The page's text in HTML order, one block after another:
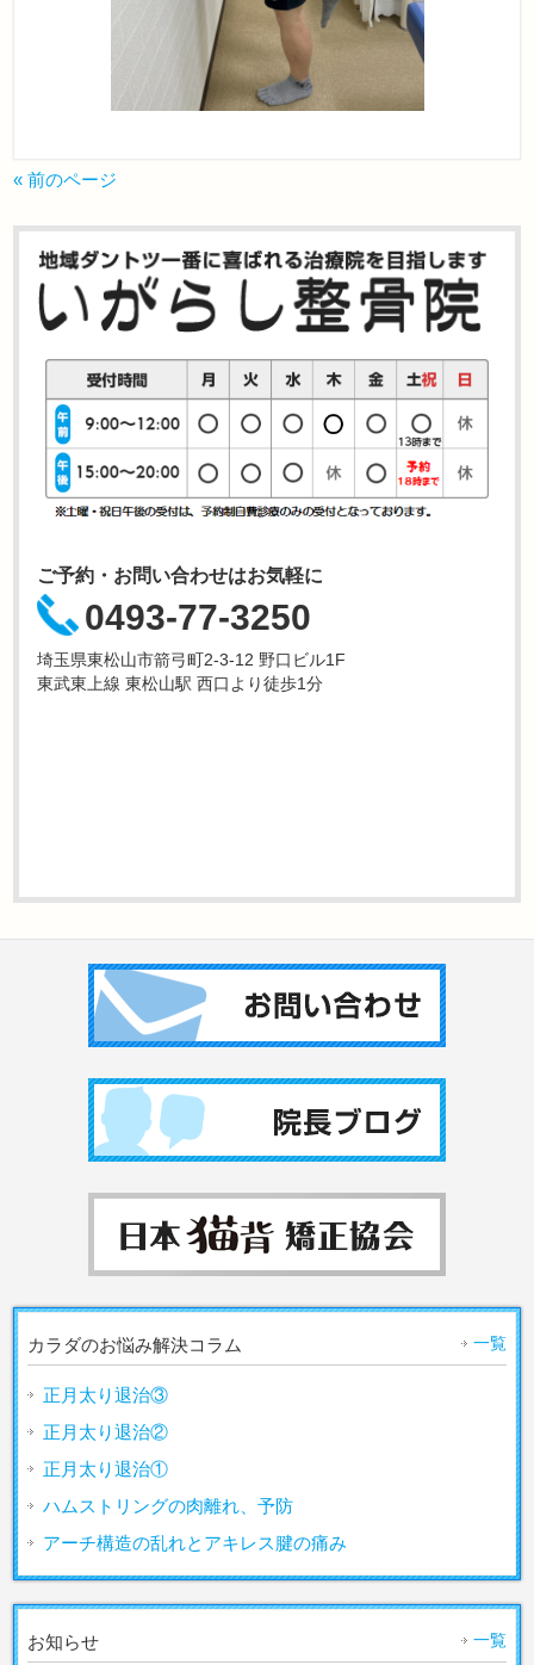
« 前のページ
ご予約・お問い合わせはお気軽に
0493-77-3250
埼玉県東松山市箭弓町2-3-12 野口ビル1F
東武東上線 東松山駅 西口より徒歩1分
カラダのお悩み解決コラム 一覧
正月太り退治③
正月太り退治②
正月太り退治①
ハムストリングの肉離れ、予防
アーチ構造の乱れとアキレス腱の痛み
お知らせ 一覧